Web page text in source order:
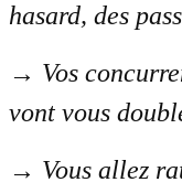
hasard, des
→ Vos
vont vous
→ Vous allez